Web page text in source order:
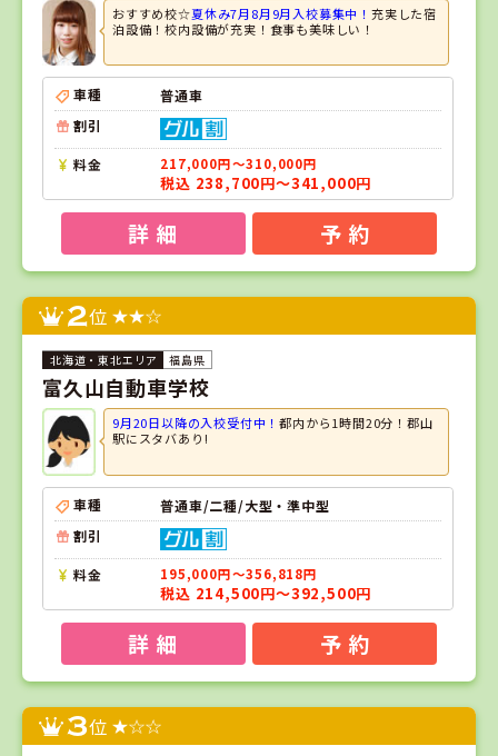
おすすめ校☆夏休み7月8月9月入校募集中！ 充実した宿
泊設備！校内設備が充実！食事も美味しい！
車種
普通車
割引
料金 217,000円～310,000円
税込 238,700円～341,000円
詳 細 予 約
2位
福島県
富久山自動車学校
9月20日以降の入校受付中！都内から1時間20分！郡山
駅にスタバあり!
車種
普通車/二種/大型・準中型
割引
料金 195,000円～356,818円
税込 214,500円～392,500円
詳 細 予 約
3位